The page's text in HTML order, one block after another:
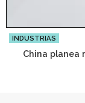
INDUSTRIAS
China planea